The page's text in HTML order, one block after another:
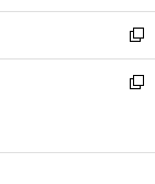
開
く
ウ
で
開
く
ン
ド
ウ
で
ウ
ィ
ン
ド
開
新
し
い
ン
新
ウ